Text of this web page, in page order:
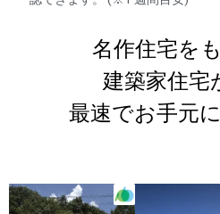
名作住宅を
建築家住宅
最速でお手元